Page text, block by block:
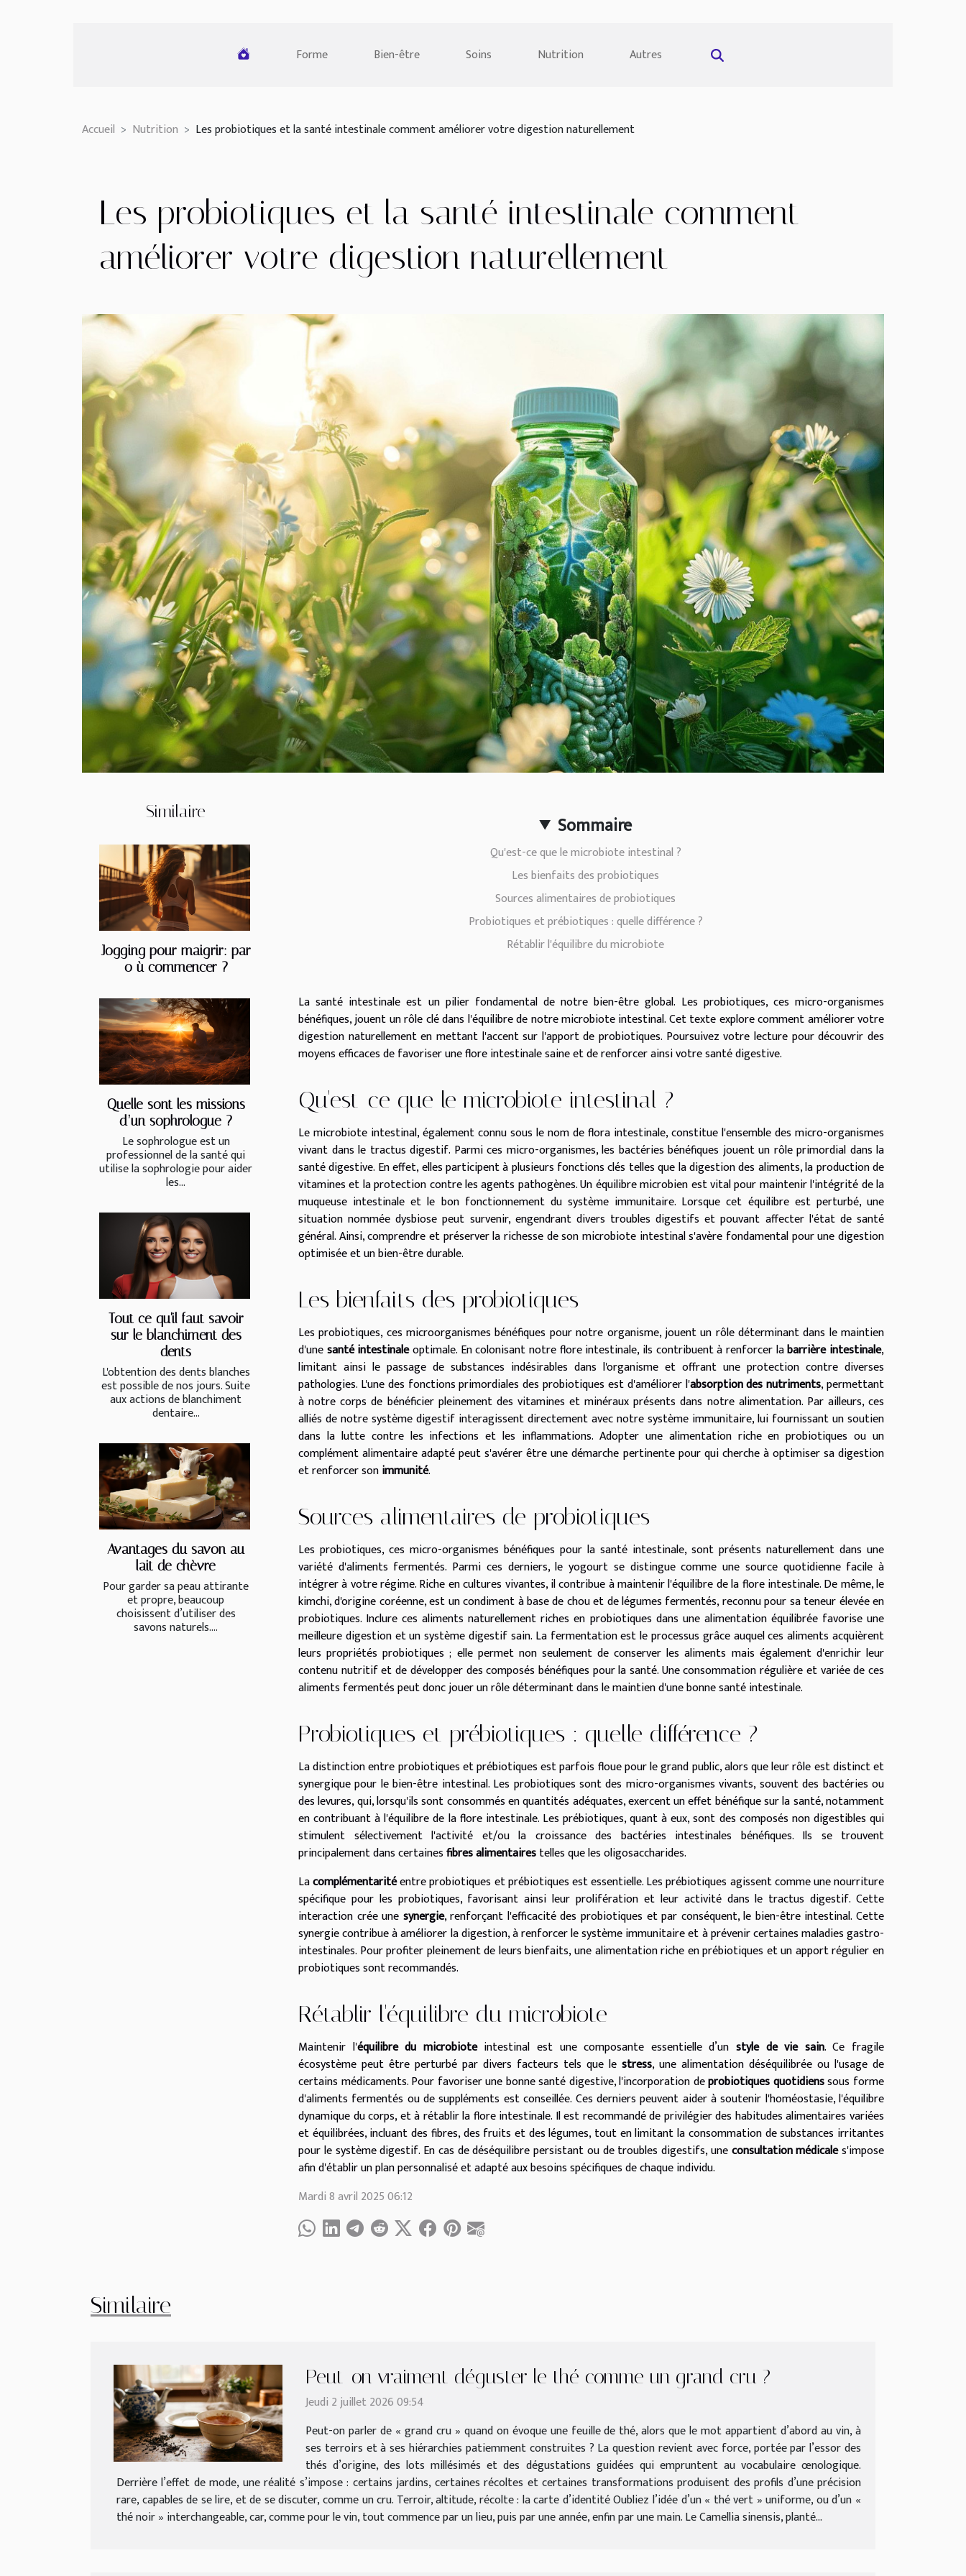
Forme Bien-être Soins Nutrition Autres
Accueil Nutrition Les probiotiques et la santé intestinale comment améliorer votre digestion naturellement
Les probiotiques et la santé intestinale comment
améliorer votre digestion naturellement
Similaire
Jogging pour maigrir: par
o ù commencer ?
Quelle sont les missions
d’un sophrologue ?
Le sophrologue est un
professionnel de la santé qui
utilise la sophrologie pour aider
les...
Tout ce qu'il faut savoir
sur le blanchiment des
dents
L'obtention des dents blanches
est possible de nos jours. Suite
aux actions de blanchiment
dentaire...
Avantages du savon au
lait de chèvre
Pour garder sa peau attirante
et propre, beaucoup
choisissent d’utiliser des
savons naturels....
Sommaire
Qu'est-ce que le microbiote intestinal ?
Les bienfaits des probiotiques
Sources alimentaires de probiotiques
Probiotiques et prébiotiques : quelle différence ?
Rétablir l'équilibre du microbiote
La santé intestinale est un pilier fondamental de notre bien-être global. Les probiotiques, ces micro-organismes
bénéfiques, jouent un rôle clé dans l'équilibre de notre microbiote intestinal. Cet texte explore comment améliorer votre
digestion naturellement en mettant l'accent sur l'apport de probiotiques. Poursuivez votre lecture pour découvrir des
moyens efficaces de favoriser une flore intestinale saine et de renforcer ainsi votre santé digestive.
Qu'est-ce que le microbiote intestinal ?
Le microbiote intestinal, également connu sous le nom de flora intestinale, constitue l'ensemble des micro-organismes
vivant dans le tractus digestif. Parmi ces micro-organismes, les bactéries bénéfiques jouent un rôle primordial dans la
santé digestive. En effet, elles participent à plusieurs fonctions clés telles que la digestion des aliments, la production de
vitamines et la protection contre les agents pathogènes. Un équilibre microbien est vital pour maintenir l'intégrité de la
muqueuse intestinale et le bon fonctionnement du système immunitaire. Lorsque cet équilibre est perturbé, une
situation nommée dysbiose peut survenir, engendrant divers troubles digestifs et pouvant affecter l'état de santé
général. Ainsi, comprendre et préserver la richesse de son microbiote intestinal s'avère fondamental pour une digestion
optimisée et un bien-être durable.
Les bienfaits des probiotiques
Les probiotiques, ces microorganismes bénéfiques pour notre organisme, jouent un rôle déterminant dans le maintien
d'unesanté intestinaleoptimale. En colonisant notre flore intestinale, ils contribuent à renforcer labarrière intestinale,
limitant ainsi le passage de substances indésirables dans l'organisme et offrant une protection contre diverses
pathologies. L'une des fonctions primordiales des probiotiques est d'améliorer l'absorption des nutriments, permettant
à notre corps de bénéficier pleinement des vitamines et minéraux présents dans notre alimentation. Par ailleurs, ces
alliés de notre système digestif interagissent directement avec notre système immunitaire, lui fournissant un soutien
dans la lutte contre les infections et les inflammations. Adopter une alimentation riche en probiotiques ou un
complément alimentaire adapté peut s'avérer être une démarche pertinente pour qui cherche à optimiser sa digestion
et renforcer sonimmunité.
Sources alimentaires de probiotiques
Les probiotiques, ces micro-organismes bénéfiques pour la santé intestinale, sont présents naturellement dans une
variété d'aliments fermentés. Parmi ces derniers, le yogourt se distingue comme une source quotidienne facile à
intégrer à votre régime. Riche en cultures vivantes, il contribue à maintenir l'équilibre de la flore intestinale. De même, le
kimchi, d'origine coréenne, est un condiment à base de chou et de légumes fermentés, reconnu pour sa teneur élevée en
probiotiques. Inclure ces aliments naturellement riches en probiotiques dans une alimentation équilibrée favorise une
meilleure digestion et un système digestif sain. La fermentation est le processus grâce auquel ces aliments acquièrent
leurs propriétés probiotiques ; elle permet non seulement de conserver les aliments mais également d'enrichir leur
contenu nutritif et de développer des composés bénéfiques pour la santé. Une consommation régulière et variée de ces
aliments fermentés peut donc jouer un rôle déterminant dans le maintien d'une bonne santé intestinale.
Probiotiques et prébiotiques : quelle différence ?
La distinction entre probiotiques et prébiotiques est parfois floue pour le grand public, alors que leur rôle est distinct et
synergique pour le bien-être intestinal. Les probiotiques sont des micro-organismes vivants, souvent des bactéries ou
des levures, qui, lorsqu'ils sont consommés en quantités adéquates, exercent un effet bénéfique sur la santé, notamment
en contribuant à l'équilibre de la flore intestinale. Les prébiotiques, quant à eux, sont des composés non digestibles qui
stimulent sélectivement l'activité et/ou la croissance des bactéries intestinales bénéfiques. Ils se trouvent
principalement dans certainesfibres alimentairestelles que les oligosaccharides.
Lacomplémentaritéentre probiotiques et prébiotiques est essentielle. Les prébiotiques agissent comme une nourriture
spécifique pour les probiotiques, favorisant ainsi leur prolifération et leur activité dans le tractus digestif. Cette
interaction crée une synergie, renforçant l'efficacité des probiotiques et par conséquent, le bien-être intestinal. Cette
synergie contribue à améliorer la digestion, à renforcer le système immunitaire et à prévenir certaines maladies gastro-
intestinales. Pour profiter pleinement de leurs bienfaits, une alimentation riche en prébiotiques et un apport régulier en
probiotiques sont recommandés.
Rétablir l'équilibre du microbiote
Maintenir l'équilibre du microbioteintestinal est une composante essentielle d’unstyle de vie sain. Ce fragile
écosystème peut être perturbé par divers facteurs tels que le stress, une alimentation déséquilibrée ou l'usage de
certains médicaments. Pour favoriser une bonne santé digestive, l'incorporation deprobiotiques quotidienssous forme
d'aliments fermentés ou de suppléments est conseillée. Ces derniers peuvent aider à soutenir l'homéostasie, l'équilibre
dynamique du corps, et à rétablir la flore intestinale. Il est recommandé de privilégier des habitudes alimentaires variées
et équilibrées, incluant des fibres, des fruits et des légumes, tout en limitant la consommation de substances irritantes
pour le système digestif. En cas de déséquilibre persistant ou de troubles digestifs, uneconsultation médicales'impose
afin d'établir un plan personnalisé et adapté aux besoins spécifiques de chaque individu.
Mardi 8 avril 2025 06:12
Similaire
Peut-on vraiment déguster le thé comme un grand cru ?
Jeudi 2 juillet 2026 09:54
Peut-on parler de « grand cru » quand on évoque une feuille de thé, alors que le mot appartient d’abord au vin, à
ses terroirs et à ses hiérarchies patiemment construites ? La question revient avec force, portée par l’essor des
thés d’origine, des lots millésimés et des dégustations guidées qui empruntent au vocabulaire œnologique.
Derrière l’effet de mode, une réalité s’impose : certains jardins, certaines récoltes et certaines transformations produisent des profils d’une précision
rare, capables de se lire, et de se discuter, comme un cru. Terroir, altitude, récolte : la carte d’identité Oubliez l’idée d’un « thé vert » uniforme, ou d’un «
thé noir » interchangeable, car, comme pour le vin, tout commence par un lieu, puis par une année, enfin par une main. Le Camellia sinensis, planté...